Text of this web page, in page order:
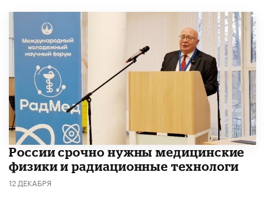
России срочно нужны медицинские
физики и радиационные технологи
12 ДЕКАБРЯ